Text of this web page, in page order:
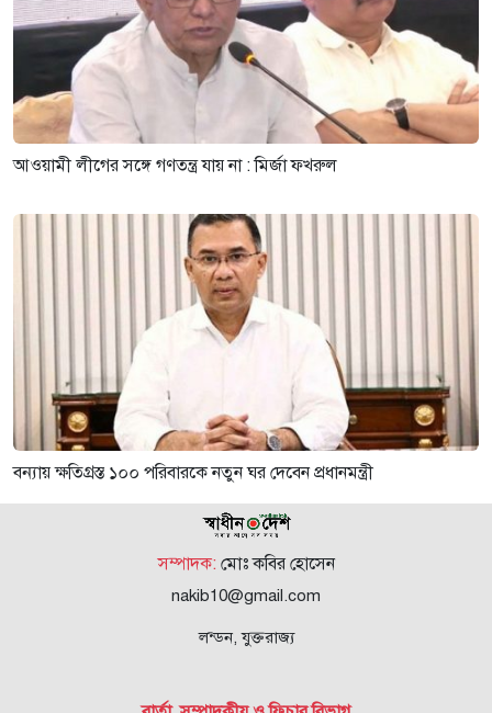
আওয়ামী লীগের সঙ্গে গণতন্ত্র যায় না : মির্জা ফখরুল
বন্যায় ক্ষতিগ্রস্ত ১০০ পরিবারকে নতুন ঘর দেবেন প্রধানমন্ত্রী
সম্পাদক: মোঃ কবির হোসেন
nakib10@gmail.com
লন্ডন, যুক্তরাজ্য